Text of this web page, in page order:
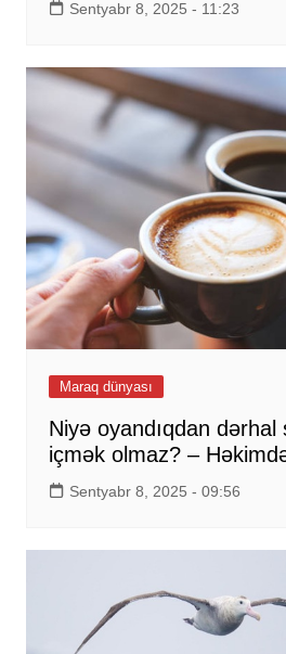
Sentyabr 8, 2025 - 11:23
Maraq dünyası
Niyə oyandıqdan
içmək olmaz? –
Sentyabr 8, 2025 - 09:56